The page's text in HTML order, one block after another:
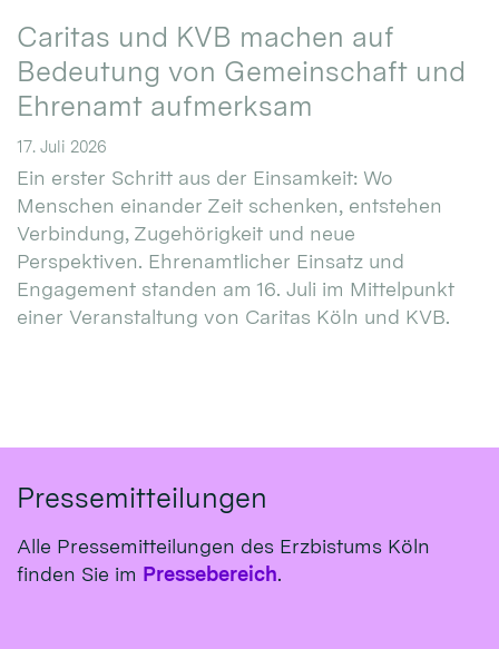
Caritas und KVB machen auf
Bedeutung von Gemeinschaft und
Ehrenamt aufmerksam
17. Juli 2026
Ein erster Schritt aus der Einsamkeit: Wo
Menschen einander Zeit schenken, entstehen
Verbindung, Zugehörigkeit und neue
Perspektiven. Ehrenamtlicher Einsatz und
Engagement standen am 16. Juli im Mittelpunkt
einer Veranstaltung von Caritas Köln und KVB.
Pressemitteilungen
Alle Pressemitteilungen des Erzbistums Köln
finden Sie im Pressebereich.